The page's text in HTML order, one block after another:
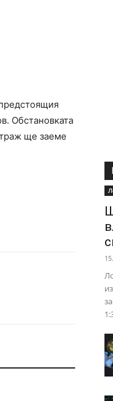
Обстановката
ще заеме